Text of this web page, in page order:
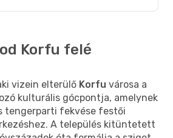
Korfu felé
vizein elterülő Korfu városa a
kulturális gócpontja, amelynek
tengerparti fekvése festői
A település kitüntetett